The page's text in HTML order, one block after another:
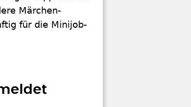
Märchen-
für die Minijob-